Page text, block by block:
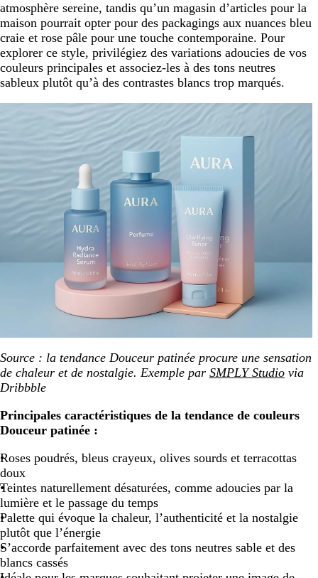
atmosphère sereine, tandis qu’un magasin d’articles pour la
maison pourrait opter pour des packagings aux nuances bleu
craie et rose pâle pour une touche contemporaine. Pour
explorer ce style, privilégiez des variations adoucies de vos
couleurs principales et associez-les à des tons neutres
sableux plutôt qu’à des contrastes blancs trop marqués.
Source : la tendance Douceur patinée procure une sensation
de chaleur et de nostalgie. Exemple par SMPLY Studio via
Dribbble
Principales caractéristiques de la tendance de couleurs
Douceur patinée :
Roses poudrés, bleus crayeux, olives sourds et terracottas
doux
Teintes naturellement désaturées, comme adoucies par la
lumière et le passage du temps
Palette qui évoque la chaleur, l’authenticité et la nostalgie
plutôt que l’énergie
S’accorde parfaitement avec des tons neutres sable et des
blancs cassés